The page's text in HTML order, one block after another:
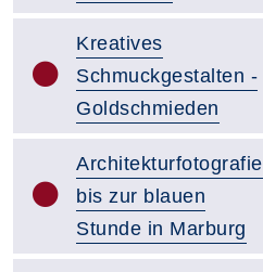
Kreatives
Schmuckgestalten -
Goldschmieden
Architekturfotografie
bis zur blauen
Stunde in Marburg